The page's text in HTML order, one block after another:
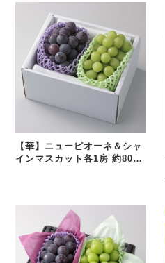
【華】ニューピオーネ＆シャ
インマスカット各1房 約800g